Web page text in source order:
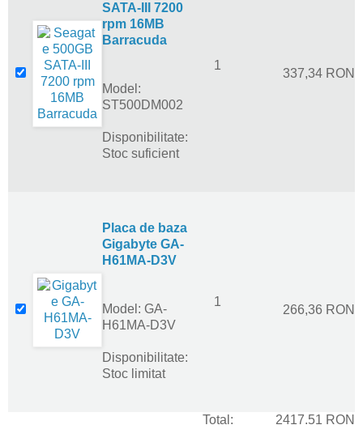
SATA-III 7200
rpm 16MB
Barracuda
Model:
ST500DM002
Disponibilitate:
Stoc suficient
1
337,34 RON
Placa de baza
Gigabyte GA-
H61MA-D3V
Model: GA-
H61MA-D3V
Disponibilitate:
Stoc limitat
1
266,36 RON
Total: 2417.51 RON